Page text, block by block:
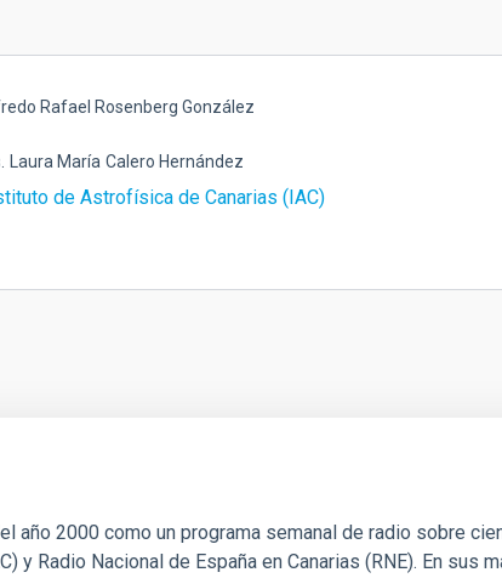
Rafael Rosenberg González
Laura María Calero Hernández
de Astrofísica de Canarias (IAC)
año 2000 como un programa semanal de radio sobre
y Radio Nacional de España en Canarias (RNE). En